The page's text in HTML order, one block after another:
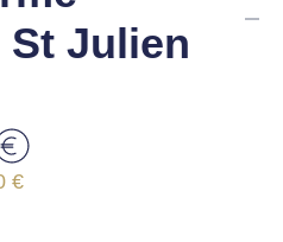
St Julien
€